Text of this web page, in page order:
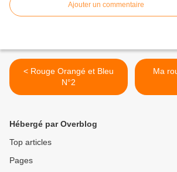
Ajouter un commentaire
< Rouge Orangé et Bleu
N°2
Hébergé par Overblog
Top articles
Pages